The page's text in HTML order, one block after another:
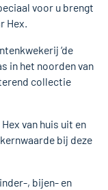
voor u brengt
Hex.
‘de
in het noorden van
collectie
van huis uit en
bij deze
, bijen- en